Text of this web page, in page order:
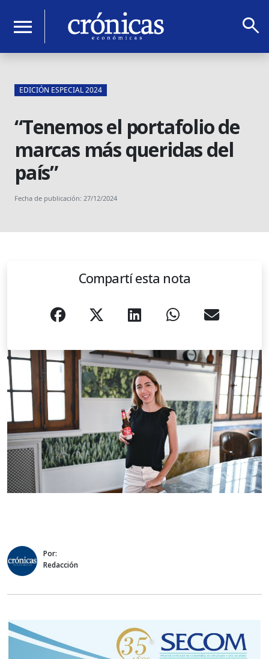
menu search
EDICIÓN ESPECIAL 2024
“Tenemos el portafolio de
marcas más queridas del
país”
Fecha de publicación: 27/12/2024
Compartí esta nota
Por:
Redacción